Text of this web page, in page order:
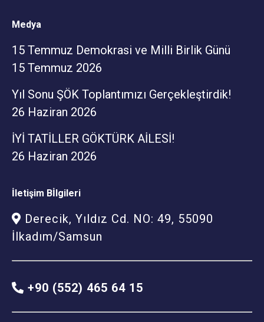
Medya
15 Temmuz Demokrasi ve Milli Birlik Günü
15 Temmuz 2026
Yıl Sonu ŞÖK Toplantımızı Gerçekleştirdik!
26 Haziran 2026
İYİ TATİLLER GÖKTÜRK AİLESİ!
26 Haziran 2026
İletişim Bİlgileri
Derecik, Yıldız Cd. NO: 49, 55090
İlkadım/Samsun
+90 (552) 465 64 15